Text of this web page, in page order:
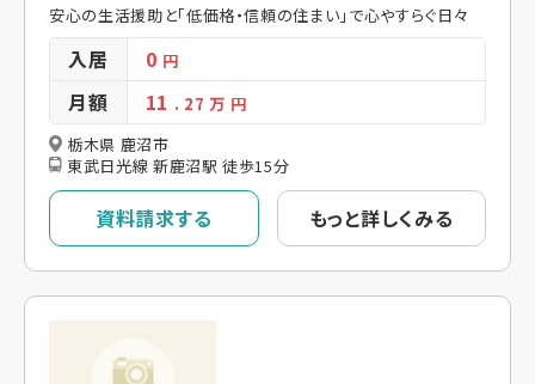
安心の生活援助と「低価格・信頼の住まい」で心やすらぐ日々
入居 0 円
月額 11 . 27万 円
栃木県 鹿沼市
東武日光線 新鹿沼駅 徒歩15分
資料請求する もっと詳しくみる